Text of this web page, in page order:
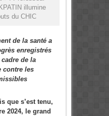
illumine
du CHIC
de la santé a
enregistrés
de la
contre les
que s’est tenu,
2024, le grand